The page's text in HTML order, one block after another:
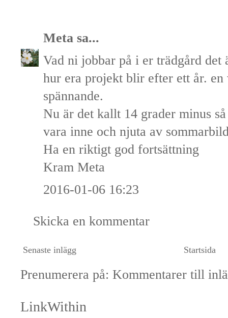
Meta sa...
Vad ni jobbar på i er trädgård det
hur era projekt blir efter ett år.
spännande.
Nu är det kallt 14 grader minus
vara inne och njuta av
Ha en riktigt god fortsättning
Kram Meta
2016-01-06 16:23
Skicka en kommentar
Senaste inlägg Startsida
Prenumerera på: Kommentarer till
LinkWithin